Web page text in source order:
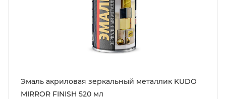
Эмаль акриловая зеркальный металлик KUDO
MIRROR FINISH 520 мл